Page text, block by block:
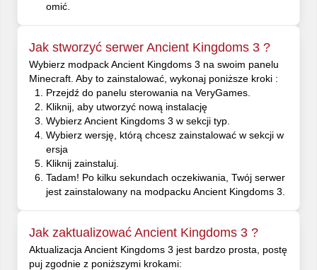
omić.
Jak stworzyć serwer Ancient Kingdoms 3 ?
Wybierz modpack Ancient Kingdoms 3 na swoim panelu
Minecraft. Aby to zainstalować, wykonaj poniższe kroki :
Przejdź do panelu sterowania na VeryGames.
Kliknij, aby utworzyć nową instalację
Wybierz Ancient Kingdoms 3 w sekcji typ.
Wybierz wersję, którą chcesz zainstalować w sekcji w
ersja
Kliknij zainstaluj.
Tadam! Po kilku sekundach oczekiwania, Twój serwer
jest zainstalowany na modpacku Ancient Kingdoms 3.
Jak zaktualizować Ancient Kingdoms 3 ?
Aktualizacja Ancient Kingdoms 3 jest bardzo prosta, postę
puj zgodnie z poniższymi krokami: